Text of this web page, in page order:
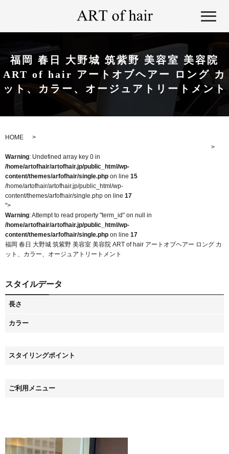
福岡 春日 大野城 筑紫野 美容室 美容院
ART of hair アートオブヘアー ロング カ
ット、カラー、オージュアトリートメント
HOME
Warning: Undefined array key 0 in
/home/artofhair/artofhair.jp/public_html/wp-
content/themes/arfofhair/single.php on line 15
/home/artofhair/artofhair.jp/public_html/wp-
content/themes/arfofhair/single.php on line 17
">
Warning: Attempt to read property "term_id" on null in
/home/artofhair/artofhair.jp/public_html/wp-
content/themes/arfofhair/single.php on line 17
福岡 春日 大野城 筑紫野 美容室 美容院 ART of hair アートオブヘアー ロング カ
ット、カラー、オージュアトリートメント
スタイルデータ
長さ
カラー
スタイリングポイント
ご利用メニュー